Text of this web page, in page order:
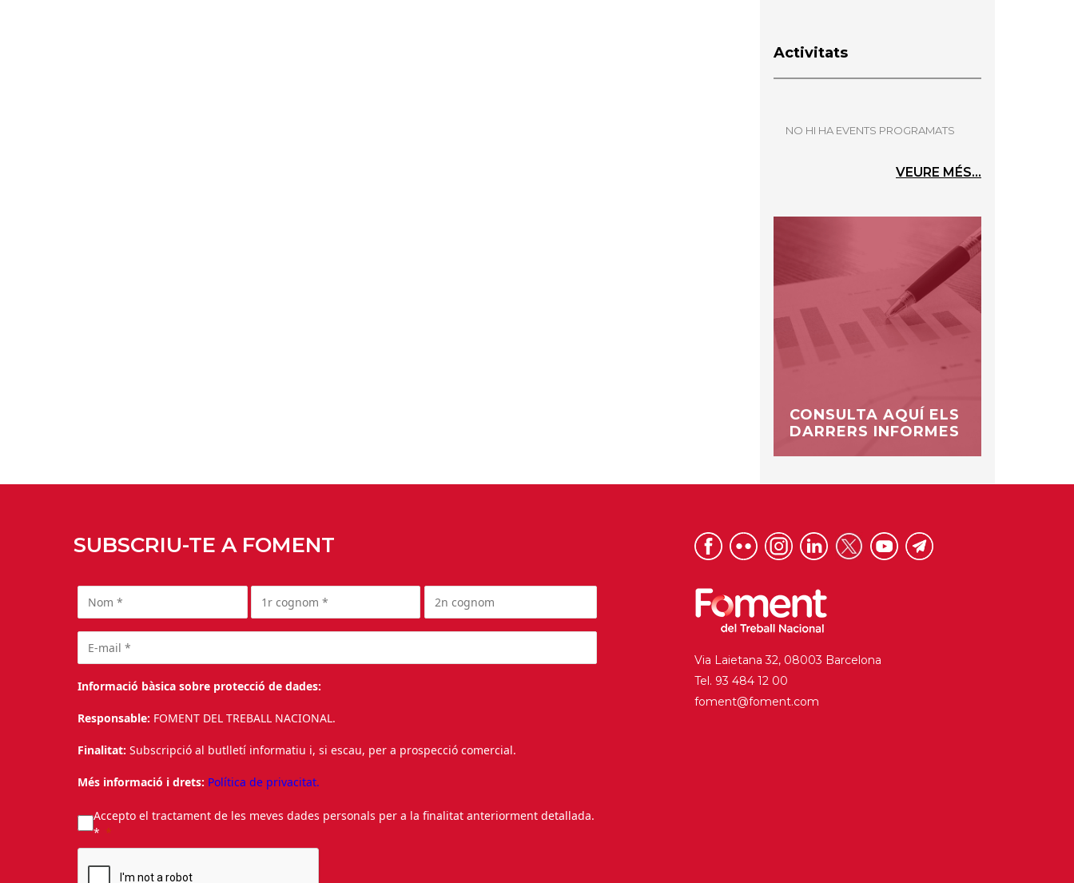
Activitats
NO HI HA EVENTS PROGRAMATS
VEURE MÉS...
CONSULTA AQUÍ ELS
DARRERS INFORMES
SUBSCRIU-TE A FOMENT
Informació bàsica sobre protecció de dades:
Responsable: FOMENT DEL TREBALL NACIONAL.
Finalitat: Subscripció al butlletí informatiu i, si escau, per a prospecció comercial.
Més informació i drets: Política de privacitat.
Accepto el tractament de les meves dades personals per a la finalitat anteriorment detallada.
*
Via Laietana 32, 08003 Barcelona
Tel. 93 484 12 00
foment@foment.com